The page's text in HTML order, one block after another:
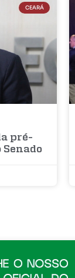
CEARÁ
pré-